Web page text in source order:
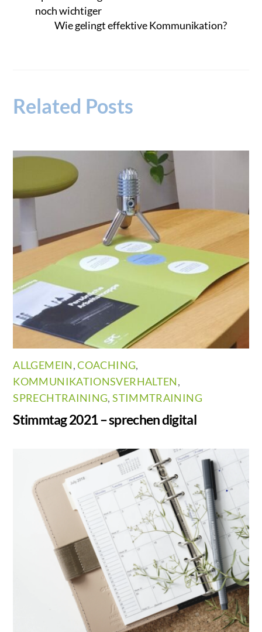
noch wichtiger
Wie gelingt effektive Kommunikation?
Related Posts
ALLGEMEIN,COACHING,
KOMMUNIKATIONSVERHALTEN,
SPRECHTRAINING,STIMMTRAINING
Stimmtag 2021 – sprechen digital